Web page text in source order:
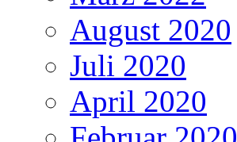
August 2020
Juli 2020
April 2020